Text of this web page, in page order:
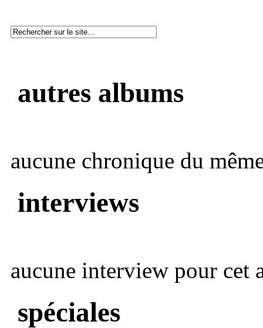
autres albums
aucune chronique du
interviews
aucune interview pour cet
spéciales